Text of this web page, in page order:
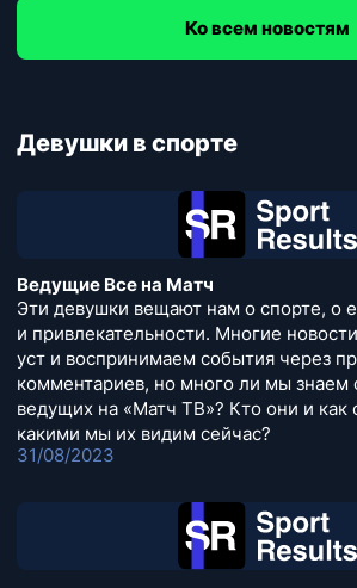
Ко всем новостям
Девушки в спорте
Ведущие Все на Матч
Эти девушки вещают нам о спорте, о
и привлекательности. Многие
уст и воспринимаем события через
комментариев, но много ли мы знаем
ведущих на «Матч ТВ»? Кто они и как
какими мы их видим сейчас?
31/08/2023